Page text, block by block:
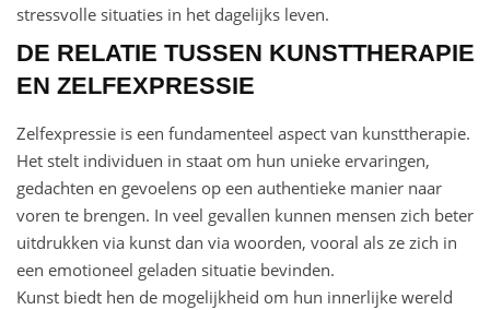
stressvolle situaties in het dagelijks leven.
DE RELATIE TUSSEN KUNSTTHERAPIE
EN ZELFEXPRESSIE
Zelfexpressie is een fundamenteel aspect van kunsttherapie.
Het stelt individuen in staat om hun unieke ervaringen,
gedachten en gevoelens op een authentieke manier naar
voren te brengen. In veel gevallen kunnen mensen zich beter
uitdrukken via kunst dan via woorden, vooral als ze zich in
een emotioneel geladen situatie bevinden.
Kunst biedt hen de mogelijkheid om hun innerlijke wereld